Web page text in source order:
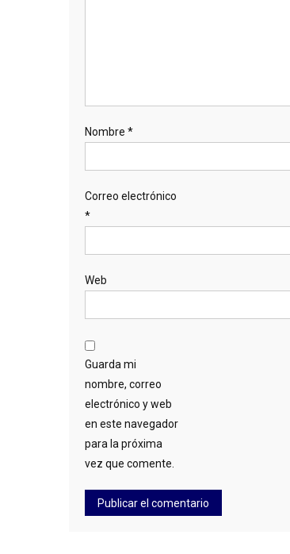
Nombre *
Correo electrónico
*
Web
Guarda mi
nombre, correo
electrónico y web
en este navegador
para la próxima
vez que comente.